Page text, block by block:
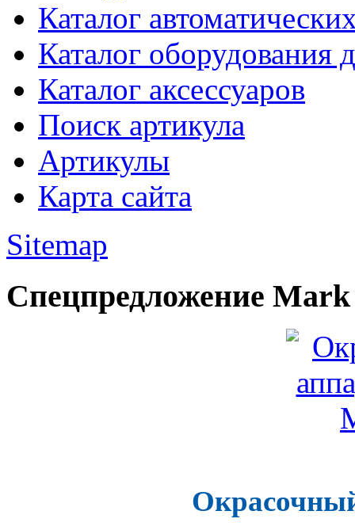
Каталог
Каталог оборудования
Каталог аксессуаров
Поиск артикула
Артикулы
Карта сайта
Sitemap
Спецпредложение